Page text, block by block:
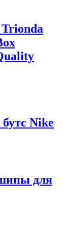
Nike
для